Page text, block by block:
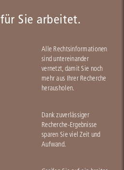
Sie arbeitet.
Alle Rechtsinformationen
sind untereinander
vernetzt, damit Sie noch
mehr aus Ihrer Recherche
herausholen.
Dank zuverlässiger
Recherche-Ergebnisse
sparen Sie viel Zeit und
Aufwand.